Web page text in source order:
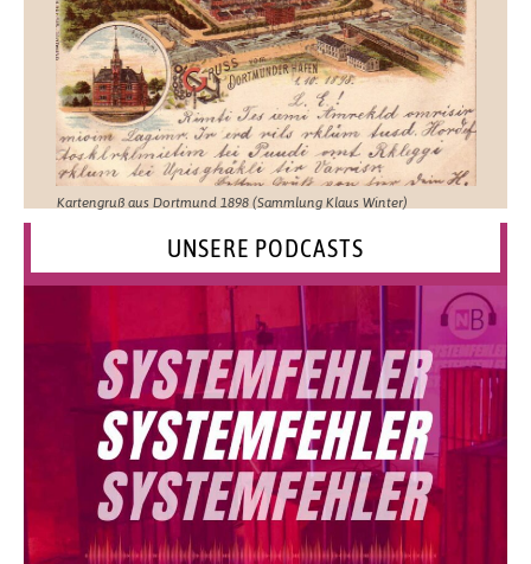
Kartengruß aus Dortmund 1898 (Sammlung Klaus Winter)
UNSERE PODCASTS